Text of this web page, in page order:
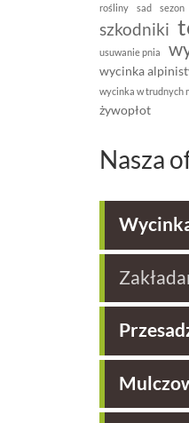
rośliny
sad sezon
szkodniki
usuwanie pnia
wycinka
wycinka w trudnych
żywopłot
Nasza